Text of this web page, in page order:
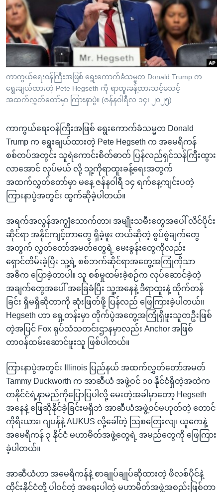
အ
ညွန်း
စာမျက်နှာ
သို့
ကြည့်
ရန်
ရှာဖွေ
နေရာ
သို့
ကျော်
ရန်
သုတပဒေသာ အင်္ဂလိပ်စာ
Learning English
ဗွီအိုအေ လူမှုကွန်ယက်များ
ဘာသာစကားများ
ကာကွယ်ရေးဝန်ကြီးအဖြစ် ရွေးကောက်ခံသမ္မတ Donald Trump က
ရွေးချယ်ထားတဲ့ Pete Hegseth ကို ရာထူးခန့်ထားသင့်မသင့်
အထက်လွှတ်တော်မှာ ကြားနာပွဲ။ (ဇန်နဝါရီလ ၁၄၊ ၂၀၂၅)
ကာကွယ်ရေးဝန်ကြီးအဖြစ် ရွေးကောက်ခံသမ္မတ Donald
Trump က ရွေးချယ်ထားတဲ့ Pete Hegseth က အမေရိကန်
စစ်တပ်အတွင်း သူရဲကောင်းစိတ်ဓာတ် ပြန်လည်ရှင်သန်ကြီးထွား
လာအောင် လုပ်မယ် လို့ သူ့ကိုရာထူးခန့်ရေးအတွက်
အထက်လွှတ်တော်မှာ မနေ့ ဇန်နဝါရီ ၁၄ ရက်နေ့ကျင်းပတဲ့
ကြားနာပွဲအတွင်း ထွက်ဆိုခဲ့ပါတယ်။
အရက်အလွန်အကျွံသောက်တာ၊ အမျိုးသမီးတွေအပေါ် လိင်ပိုင်း
ဆိုင်ရာ အနိုင်ကျင့်တာတွေ ရှိခဲ့ဖူး တယ်ဆိုတဲ့ စွပ်စွဲချက်တွေ
အတွက် လွှတ်တော်အမတ်တွေရဲ့ မေးခွန်းတွေကိုလည်း
ရှောင်တိမ်းခဲ့ပြီး သူ့ရဲ့ စစ်ဘက်ဆိုင်ရာအတွေ့အကြုံကိုသာ
အဓိက ပြောခဲ့တာပါ။ သူ စစ်မှုထမ်းခဲ့စဉ်က လုပ်ဆောင်ခဲ့တဲ့
အချက်တွေအပေါ် အခြေခံပြီး သူ့အနေနဲ့ ဒီရာထူးနဲ့ ထိုက်တန်
ခြင်း ရှိမရှိဆိုတာကို ဆုံးဖြတ်ဖို့ ပြန်လည် ဖြေကြားခဲ့ပါတယ်။
Hegseth ဟာ ရှေ့တန်းမှာ တိုက်ပွဲအတွေ့အကြုံရှိဖူးသူတဦးဖြစ်
တဲ့အပြင် Fox ရုပ်သံသတင်းဌာနမှာလည်း Anchor အဖြစ်
တာဝန်ထမ်းဆောင်ဖူးသူ ဖြစ်ပါတယ်။
ကြားနာပွဲအတွင်း Illinois ပြည်နယ် အထက်လွှတ်တော်အမတ်
Tammy Duckworth က အာဆီယံ အဖွဲ့ဝင် ၁၀ နိုင်ငံရှိတဲ့အထဲက
တနိုင်ငံရဲ့နာမည်ကိုပြောပြပါလို့ မေးတဲ့အခါမှာတော့ Hegseth
အနေနဲ့ ဖြေဆိုနိုင်ခဲ့ခြင်းမရှိဘဲ အာဆီယံအဖွဲ့ဝင်မဟုတ်တဲ့ တောင်
ကိုရီးယား၊ ဂျပန်နဲ့ AUKUS လို့ခေါ်တဲ့ ဩစတြေးလျ၊ ယူကေနဲ့
အမေရိကန် ၃ နိုင်ငံ မဟာမိတ်အဖွဲ့တွေရဲ့ အမည်တွေကို ဖြေကြား
ခဲ့ပါတယ်။
အာဆီယံဟာ အမေရိကန်နဲ့ စာချုပ်ချုပ်ဆိုထားတဲ့ ဖိလစ်ပိုင်နဲ့
ထိုင်းနိုင်ငံတို့ ပါဝင်တဲ့ အရေးပါတဲ့ မဟာမိတ်အဖွဲ့အစည်းဖြစ်တာ